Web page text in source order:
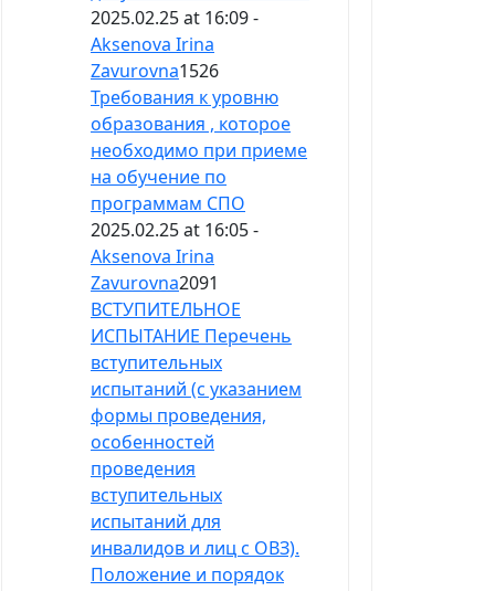
2025.02.25 at 16:09 -
Aksenova Irina
Zavurovna1526
Требования к уровню
образования , которое
необходимо при приеме
на обучение по
программам СПО
2025.02.25 at 16:05 -
Aksenova Irina
Zavurovna2091
ВСТУПИТЕЛЬНОЕ
ИСПЫТАНИЕ Перечень
вступительных
испытаний (с указанием
формы проведения,
особенностей
проведения
вступительных
испытаний для
инвалидов и лиц с ОВЗ).
Положение и порядок